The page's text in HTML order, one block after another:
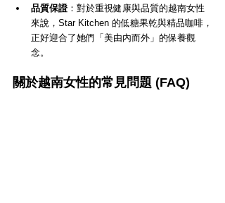
品質保證 ：對於重視健康與品質的越南女性
來說，Star Kitchen 的低糖果乾與精品咖啡，
正好迎合了她們「美由內而外」的保養觀
念。
關於越南女性的常見問題 (FAQ)